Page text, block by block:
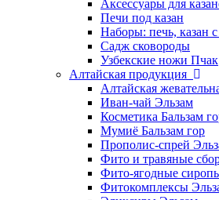
Аксессуары для
Печи под казан
Наборы: печь, казан
Садж сковороды
Узбекские ножи Пчак
Алтайская продукция
Алтайская
Иван-чай Эльзам
Косметика Бальзам
Мумиё Бальзам гор
Прополис-спрей
Фито и травяные
Фито-ягодные
Фитокомплексы